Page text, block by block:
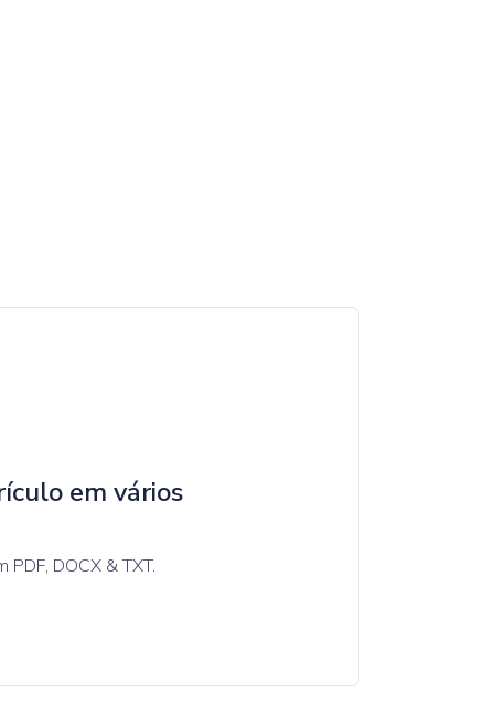
em vários
PDF, DOCX & TXT.